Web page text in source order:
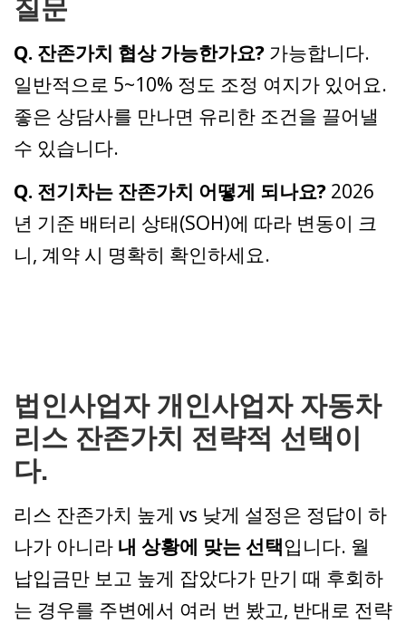
질문
Q. 잔존가치 협상 가능한가요? 가능합니다.
일반적으로 5~10% 정도 조정 여지가 있어요.
좋은 상담사를 만나면 유리한 조건을 끌어낼
수 있습니다.
Q. 전기차는 잔존가치 어떻게 되나요? 2026
년 기준 배터리 상태(SOH)에 따라 변동이 크
니, 계약 시 명확히 확인하세요.
법인사업자 개인사업자 자동차
리스 잔존가치 전략적 선택이
다.
리스 잔존가치 높게 vs 낮게 설정은 정답이 하
나가 아니라 내 상황에 맞는 선택입니다. 월
납입금만 보고 높게 잡았다가 만기 때 후회하
는 경우를 주변에서 여러 번 봤고, 반대로 전략